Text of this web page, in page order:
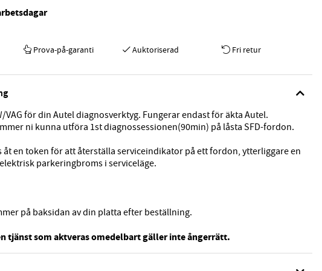
Prova-på-garanti Auktoriserad Fri retur
VAG för din Autel diagnosverktyg. Fungerar endast för äkta Autel.
ni kunna utföra 1st diagnossessionen(90min) på låsta SFD-fordon.
åt en token för att återställa serviceindikator på ett fordon, ytterliggare en
parkeringbroms i serviceläge.
på baksidan av din platta efter beställning.
tjänst som aktveras omedelbart gäller inte ångerrätt.